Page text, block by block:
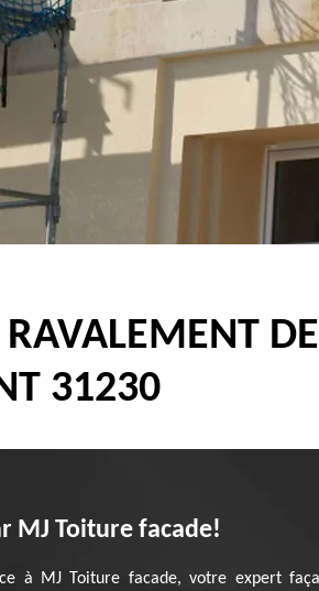
31230
MJ Toiture facade!
à MJ Toiture facade, votre expert